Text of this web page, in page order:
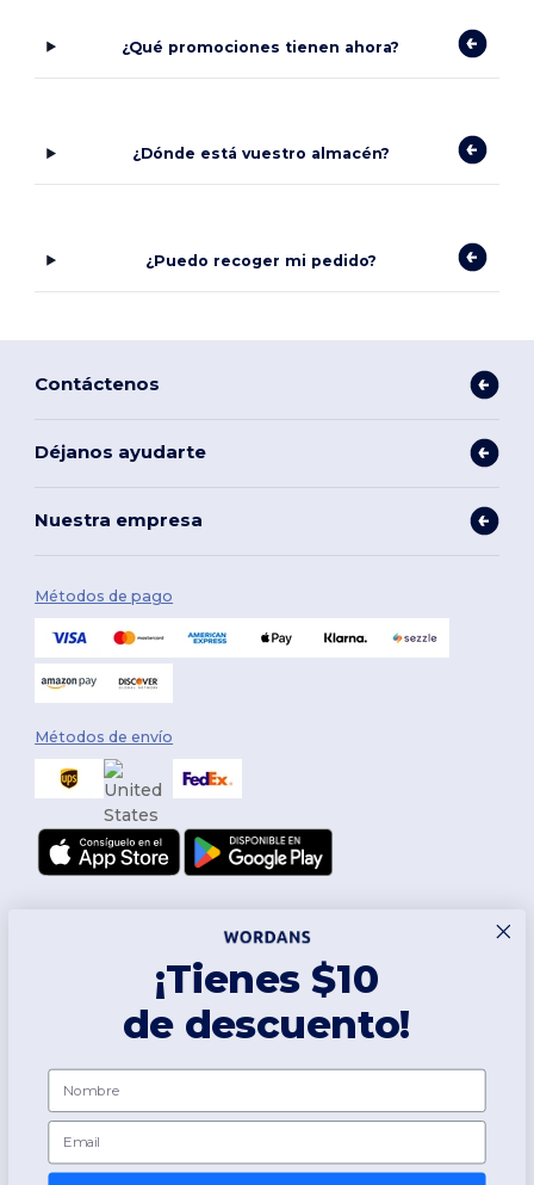
¿Qué promociones tienen ahora?
¿Dónde está vuestro almacén?
¿Puedo recoger mi pedido?
Contáctenos
Déjanos ayudarte
Nuestra empresa
Métodos de pago
Métodos de envío
Términos y Condiciones|Política de personalización|Política de
¡Tienes $10
de descuento!
Nombre
Email